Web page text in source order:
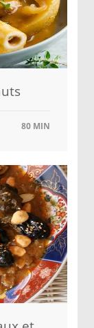
80 MIN